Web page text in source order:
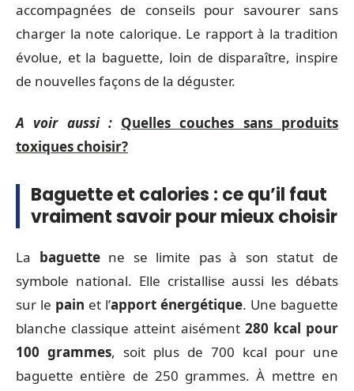
accompagnées de conseils pour savourer sans
charger la note calorique. Le rapport à la tradition
évolue, et la baguette, loin de disparaître, inspire
de nouvelles façons de la déguster.
A voir aussi : Quelles couches sans produits
toxiques choisir?
Baguette et calories : ce qu’il faut
vraiment savoir pour mieux choisir
La baguettene se limite pas à son statut de
symbole national. Elle cristallise aussi les débats
sur le pain et l’apport énergétique. Une baguette
blanche classique atteint aisément 280 kcal pour
100 grammes, soit plus de 700 kcal pour une
baguette entière de 250 grammes. À mettre en